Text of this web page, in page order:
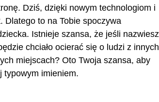
Dziś, dzięki nowym technologiom i
Dlatego to na Tobie spoczywa
Istnieje szansa, że jeśli nazwiesz
chciało ocierać się o ludzi z innych
miejscach? Oto Twoja szansa, aby
typowym imieniem.